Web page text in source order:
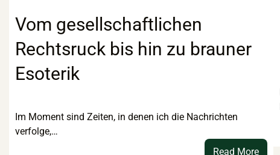
Vom gesellschaftlichen
Rechtsruck bis hin zu brauner
Esoterik
Im Moment sind Zeiten, in denen ich die Nachrichten
verfolge,…
Read More: